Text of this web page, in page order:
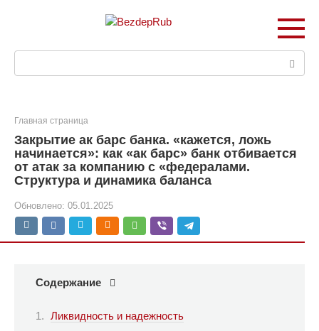
Главная страница
Закрытие ак барс банка. «кажется, ложь
начинается»: как «ак барс» банк отбивается
от атак за компанию с «федералами.
Структура и динамика баланса
Обновлено: 05.01.2025
Содержание
Ликвидность и надежность